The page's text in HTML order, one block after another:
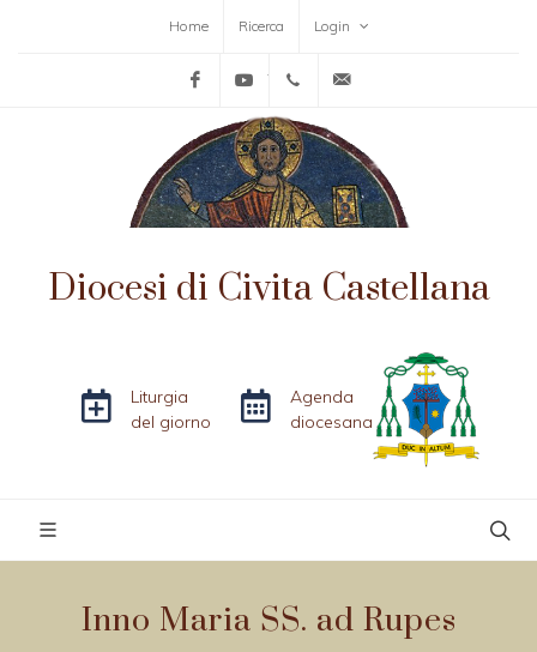
Home Ricerca Login
FacebookYouTube+39-0761-515152
Diocesi di Civita Castellana
Liturgia
del giorno
Agenda
diocesana
Inno Maria SS. ad Rupes